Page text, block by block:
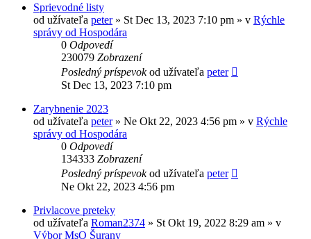
Sprievodné listy
od užívateľa peter» St Dec 13, 2023 7:10 pm » v Rýchle
správy od Hospodára
0 Odpovedí
230079 Zobrazení
Posledný príspevokod užívateľa peter
St Dec 13, 2023 7:10 pm
Zarybnenie 2023
od užívateľa peter» Ne Okt 22, 2023 4:56 pm » v Rýchle
správy od Hospodára
0 Odpovedí
134333 Zobrazení
Posledný príspevokod užívateľa peter
Ne Okt 22, 2023 4:56 pm
Privlacove preteky
od užívateľa Roman2374 » St Okt 19, 2022 8:29 am » v
Výbor MsO Šurany